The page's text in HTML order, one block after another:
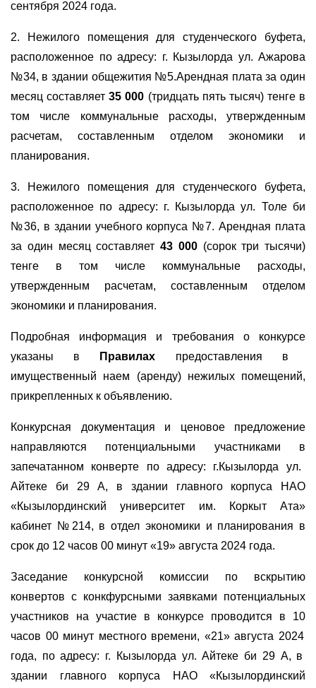
сентября 2024 года.
2.
Нежилого помещения для студенческого буфета,
расположенное по адресу: г. Кызылорда ул. Ажарова
№34, в здании общежития №5.Арендная плата за один
месяц составляет35 000 (тридцать пять тысяч) тенге в
том числе коммунальные расходы, утвержденным
расчетам, составленным отделом экономики и
планирования.
3.
Нежилого помещения для студенческого буфета,
расположенное по адресу: г. Кызылорда ул. Толе би
№36, в здании учебного корпуса №7. Арендная плата
за один месяц составляет 43 000(сорок три тысячи)
тенге в том числе коммунальные расходы,
утвержденным расчетам, составленным отделом
экономики и планирования.
Подробная информация и требования о конкурсе
указаны в
Правилах
предоставления в
имущественный наем (аренду) нежилых помещений,
прикрепленных к объявлению.
Конкурсная документация и ценовое предложение
направляются потенциальными участниками в
запечатанном конверте
по адресу: г.Кызылорда ул.
Айтеке би 29 А, в здании главного корпуса
НАО
«Кызылординский университет им. Коркыт Ата»
кабинет № 214, в отдел экономики и планирования в
срок до 12 часов 00 минут «19» августа 2024 года.
Заседание конкурсной комиссии по вскрытию
конвертов с конкфурсными заявками потенциальных
участников на участие в конкурсе проводится в 10
часов 00 минут местного времени, «21» августа 2024
года, по адресу: г. Кызылорда ул. Айтеке би 29 А, в
здании главного корпуса
НАО «Кызылординский